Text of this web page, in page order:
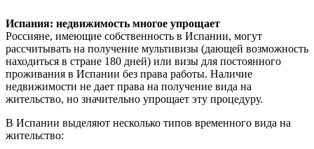
Испания: недвижимость многое упрощает
Россияне, имеющие собственность в Испании, могут
рассчитывать на получение мультивизы (дающей возможность
находиться в стране 180 дней) или визы для постоянного
проживания в Испании без права работы. Наличие
недвижимости не дает права на получение вида на
жительство, но значительно упрощает эту процедуру.
В Испании выделяют несколько типов временного вида на
жительство: